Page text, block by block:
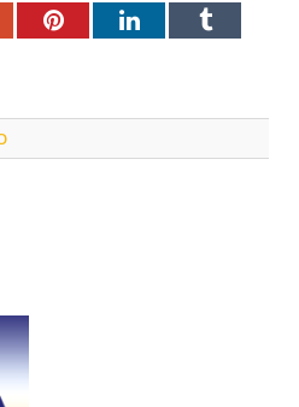
PinterestLinkedInTumblr